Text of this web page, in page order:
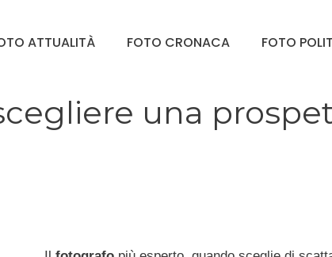
ATTUALITÀ FOTO CRONACA FOTO
una